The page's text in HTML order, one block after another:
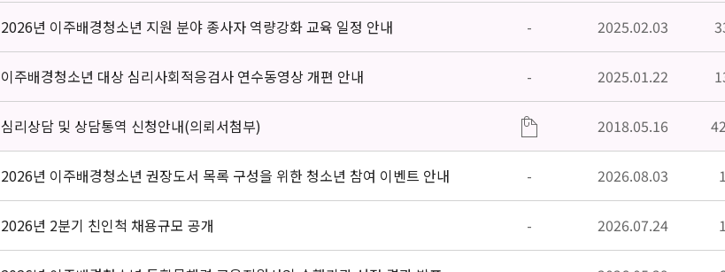
2026년 이주배경청소년 지원 분야 종사자 역량강화 교육 일정 안내 - 2025.02.03
이주배경청소년 대상 심리사회적응검사 연수동영상 개편 안내 - 2025.01.22
심리상담 및 상담통역 신청안내(의뢰서첨부) 2018.05.16
2026년 이주배경청소년 권장도서 목록 구성을 위한 청소년 참여 이벤트 안내 - 2026.08.03
2026년 2분기 친인척 채용규모 공개 - 2026.07.24